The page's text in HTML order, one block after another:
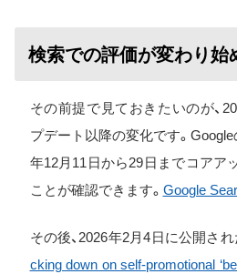
検索での評価が変わり始
その前提で見ておきたいのが、
プデート以降の変化です。
年12月11日から29日までコアア
ことが確認できます。 Google
その後、2026年2月4日に公開さ
cking down on self-promotional